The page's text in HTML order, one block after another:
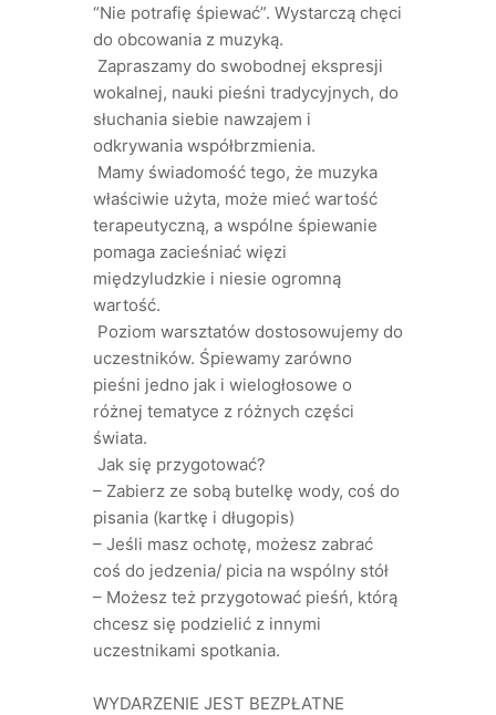
“Nie potrafię śpiewać”. Wystarczą chęci
do obcowania z muzyką.
Zapraszamy do swobodnej ekspresji
wokalnej, nauki pieśni tradycyjnych, do
słuchania siebie nawzajem i
odkrywania współbrzmienia.
Mamy świadomość tego, że muzyka
właściwie użyta, może mieć wartość
terapeutyczną, a wspólne śpiewanie
pomaga zacieśniać więzi
międzyludzkie i niesie ogromną
wartość.
Poziom warsztatów dostosowujemy do
uczestników. Śpiewamy zarówno
pieśni jedno jak i wielogłosowe o
różnej tematyce z różnych części
świata.
Jak się przygotować?
– Zabierz ze sobą butelkę wody, coś do
pisania (kartkę i długopis)
– Jeśli masz ochotę, możesz zabrać
coś do jedzenia/ picia na wspólny stół
– Możesz też przygotować pieśń, którą
chcesz się podzielić z innymi
uczestnikami spotkania.
WYDARZENIE JEST BEZPŁATNE